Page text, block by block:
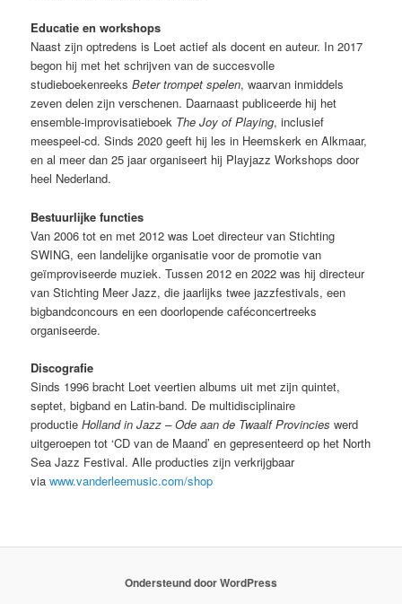
Educatie en workshops
Naast zijn optredens is Loet actief als docent en auteur. In 2017
begon hij met het schrijven van de succesvolle
studieboekenreeksBeter trompet spelen, waarvan inmiddels
zeven delen zijn verschenen. Daarnaast publiceerde hij het
ensemble-improvisatieboek The Joy of Playing, inclusief
meespeel-cd. Sinds 2020 geeft hij les in Heemskerk en Alkmaar,
en al meer dan 25 jaar organiseert hij Playjazz Workshops door
heel Nederland.
Bestuurlijke functies
Van 2006 tot en met 2012 was Loet directeur van Stichting
SWING, een landelijke organisatie voor de promotie van
geïmproviseerde muziek. Tussen 2012 en 2022 was hij directeur
van Stichting Meer Jazz, die jaarlijks twee jazzfestivals, een
bigbandconcours en een doorlopende caféconcertreeks
organiseerde.
Discografie
Sinds 1996 bracht Loet veertien albums uit met zijn quintet,
septet, bigband en Latin-band. De multidisciplinaire
productieHolland in Jazz – Ode aan de Twaalf Provincies werd
uitgeroepen tot ‘CD van de Maand’ en gepresenteerd op het North
Sea Jazz Festival. Alle producties zijn verkrijgbaar
viawww.vanderleemusic.com/shop
Ondersteund door WordPress